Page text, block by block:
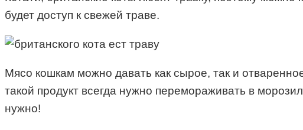
будет доступ к свежей траве.
Мясо кошкам можно давать как сырое, так и
такой продукт всегда нужно перемораживать в
нужно!